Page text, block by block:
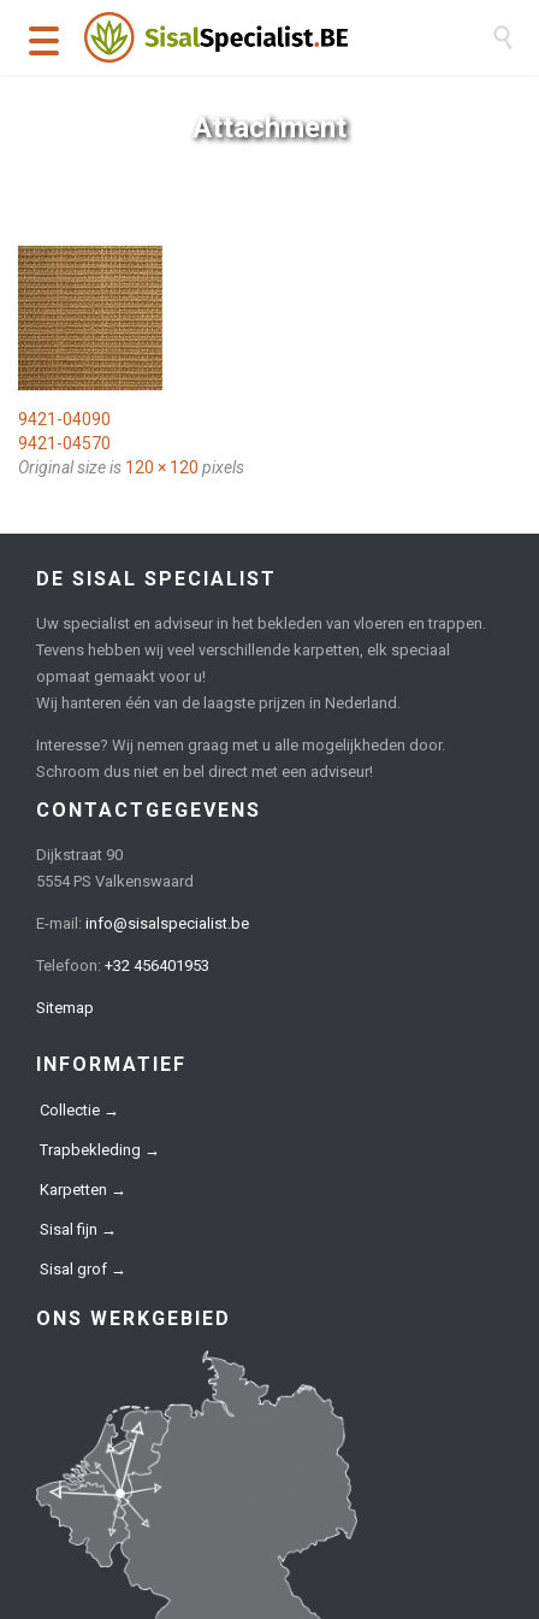

Attachment
9421-04090
9421-04570
Original size is 120 × 120 pixels
DE SISAL SPECIALIST
Uw specialist en adviseur in het bekleden van vloeren en trappen.
Tevens hebben wij veel verschillende karpetten, elk speciaal
opmaat gemaakt voor u!
Wij hanteren één van de laagste prijzen in Nederland.
Interesse? Wij nemen graag met u alle mogelijkheden door.
Schroom dus niet en bel direct met een adviseur!
CONTACTGEGEVENS
Dijkstraat 90
5554 PS Valkenswaard
E-mail: info@sisalspecialist.be
Telefoon: +32 456401953
Sitemap
INFORMATIEF
Collectie →
Trapbekleding →
Karpetten →
Sisal fijn →
Sisal grof →
ONS WERKGEBIED